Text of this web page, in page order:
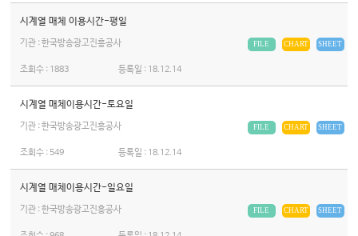
시계열 매체 이용시간-평일
기관 : 한국방송광고진흥공사 SHEET
CHART
FILE
조회수 : 1883 등록일 : 18.12.14
시계열 매체이용시간-토요일
기관 : 한국방송광고진흥공사 SHEET
CHART
FILE
조회수 : 549 등록일 : 18.12.14
시계열 매체이용시간-일요일
기관 : 한국방송광고진흥공사 SHEET
CHART
FILE